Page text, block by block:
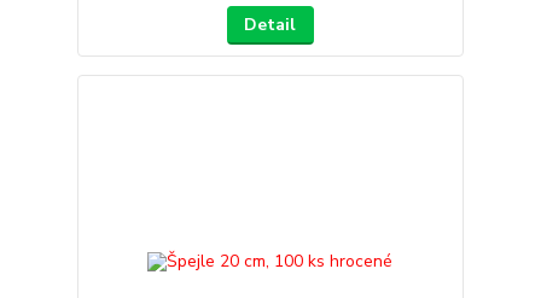
Detail